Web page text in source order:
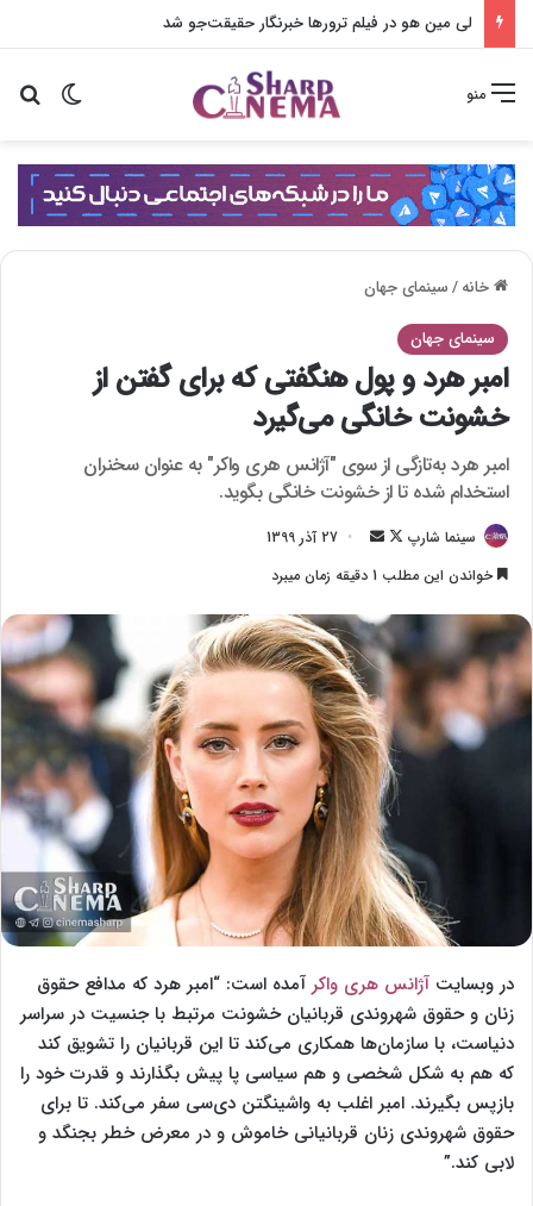
لی مین هو در فیلم ترورها خبرنگار حقیقت‌جو شد
تغییر منو
خانه/سینمای جهان
سینمای جهان
امبر هرد و پول هنگفتی که برای گفتن از
خشونت خانگی می‌گیرد
امبر هرد به‌تازگی از سوی "آژانس هری واکر" به عنوان سخنران
استخدام شده تا از خشونت خانگی بگوید.
سینما شارپ
F
l
o
w
o
n
X
ا
ل
ا
ی
م
ی
ل
27 آذر 1399
خواندن این مطلب 1 دقیقه زمان میبرد
در وبسایت آژانس هری واکر آمده است:‌ “امبر هرد که مدافع حقوق
زنان و حقوق شهروندی قربانیان خشونت مرتبط با جنسیت در سراسر
دنیاست، با سازمان‌ها همکاری می‌کند تا این قربانیان را تشویق کند
که هم به شکل شخصی و هم سیاسی پا پیش بگذارند و قدرت خود را
بازپس بگیرند. امبر اغلب به واشینگتن دی‌سی سفر می‌کند. تا برای
حقوق شهروندی زنان قربانیانی خاموش و در معرض خطر بجنگد و
لابی کند.”